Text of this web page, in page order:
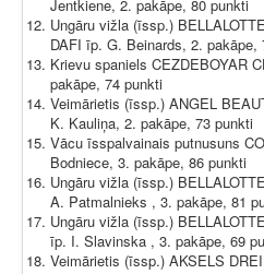
Jentkiene, 2. pakāpe, 80 punkti
Ungāru vižla (īssp.)
DAFI īp. G. Beinards, 2. pakāpe,
Krievu spaniels CEZDEBOYAR
pakāpe, 74 punkti
Veimārietis (īssp.) ANGEL
K. Kauliņa, 2. pakāpe, 73 punkti
Vācu īsspalvainais putnusuns
Bodniece, 3. pakāpe, 86 punkti
Ungāru vižla (īssp.)
A. Patmalnieks , 3. pakāpe, 81
Ungāru vižla (īssp.)
īp. I. Slavinska , 3. pakāpe, 69
Veimārietis (īssp.) AKSELS